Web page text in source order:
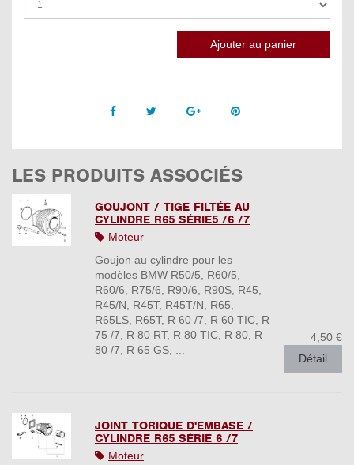
Facebook Twitter Google +Pinterest
LES PRODUITS ASSOCIÉS
GOUJONT / TIGE FILTÉE AU
CYLINDRE R65 SÉRIE5 /6 /7
Moteur
Goujon au cylindre pour les
modèles BMW R50/5, R60/5,
R60/6, R75/6, R90/6, R90S, R45,
R45/N, R45T, R45T/N, R65,
R65LS, R65T, R 60 /7, R 60 TIC, R
75 /7, R 80 RT, R 80 TIC, R 80, R
80 /7, R 65 GS, ...
4,50 €
Détail
JOINT TORIQUE D'EMBASE /
CYLINDRE R65 SÉRIE 6 /7
Moteur